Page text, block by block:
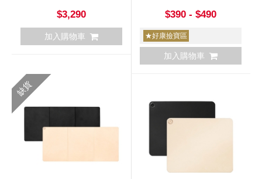
$3,290
加入購物車
$390 - $490
★好康撿寶區
加入購物車
缺貨